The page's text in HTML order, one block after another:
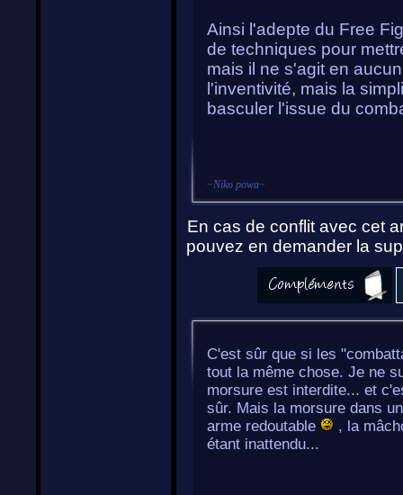
Ainsi l'adepte du Free
de techniques pour
mais il ne s'agit en
l'inventivité, mais la
basculer l'issue du
~Niko powa~
En cas de conflit avec cet
pouvez en demander la
C'est sûr que si les
tout la même chose. Je ne
morsure est interdite... et
sûr. Mais la morsure dans
arme redoutable
, la
étant inattendu...